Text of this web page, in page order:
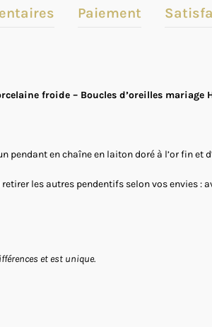
Paiement
froide – Boucles d’oreilles mariage
pendant en chaîne en laiton doré à l’or fin
les autres pendentifs selon vos envies :
et est unique.